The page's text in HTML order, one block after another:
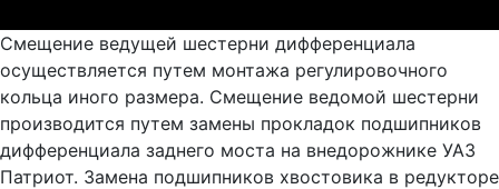
Смещение ведущей шестерни дифференциала
осуществляется путем монтажа регулировочного
кольца иного размера. Смещение ведомой шестерни
производится путем замены прокладок подшипников
дифференциала заднего моста на внедорожнике УАЗ
Патриот. Замена подшипников хвостовика в редукторе